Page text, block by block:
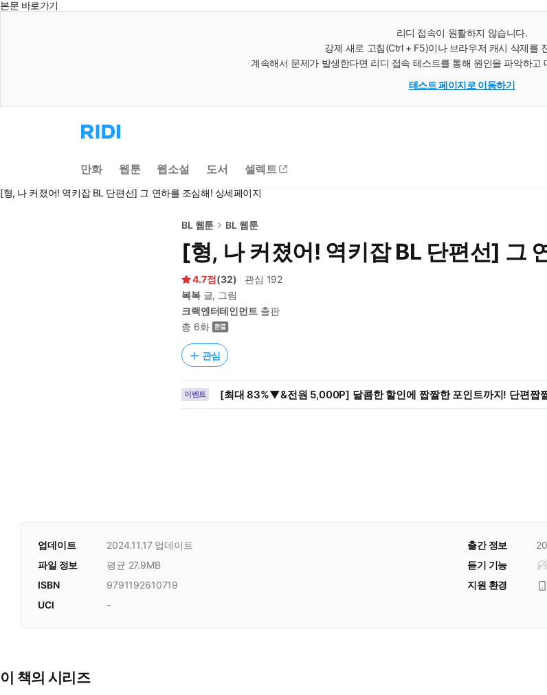
본문 바로가기
리디 접속이 원활하지 않습니다.
강제 새로 고침(Ctrl + F5)이나 브라우저 캐시 삭제를
계속해서 문제가 발생한다면 리디 접속 테스트를 통해 원인을 파악하고
테스트 페이지로 이동하기
리
디
으
로
동
만화 웹툰 웹소설 도서 셀렉트
[형, 나 커졌어! 역키잡 BL 단편선] 그 연하를 조심해! 상세페이지
BL 웹툰 BL 웹툰
[형, 나 커졌어! 역키잡 BL 단편선] 그
4.7 (32) 관심 192
복복글, 그림
크랙엔터테인먼트 출판
총 6화
관심
이벤트 [최대 83%▼&전원 5,000P] 달콤한 할인에 짭짤한 포인트까지! 단편짭
업데이트 2024.11.17업데이트 출간 정보
듣기 기능
파일 정보
평균 27.9MB
지원 환경
ISBN
9791192610719
UCI
-
이 책의 시리즈